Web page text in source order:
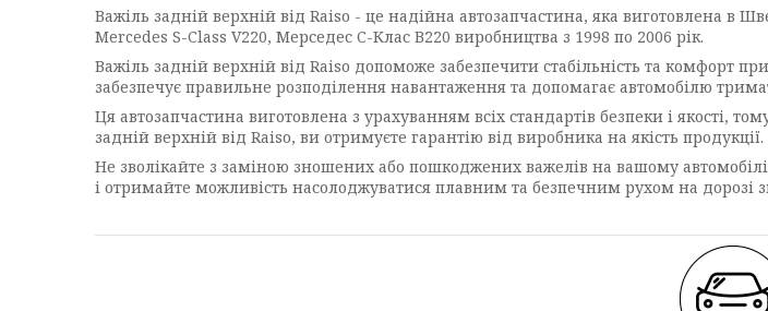
Важіль задній верхній від Raiso - це надійна автозапчастина, яка виготовлена в
Mercedes S-Class V220, Мерседес С-Клас В220 виробництва з 1998 по 2006 рік.
Важіль задній верхній від Raiso допоможе забезпечити стабільність та комфорт
забезпечує правильне розподілення навантаження та допомагає автомобілю
Ця автозапчастина виготовлена з урахуванням всіх стандартів безпеки і якості,
задній верхній від Raiso, ви отримуєте гарантію від виробника на якість продукції.
Не зволікайте з заміною зношених або пошкоджених важелів на вашому
і отримайте можливість насолоджуватися плавним та безпечним рухом на дорозі